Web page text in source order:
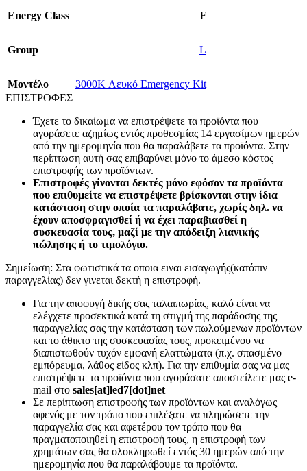
Energy Class F
Group L
Mοντέλο
3000K Λευκό Emergency Kit
ΕΠΙΣΤΡΟΦΕΣ
Έχετε το δικαίωμα να επιστρέψετε τα προϊόντα που
αγοράσετε αζημίως εντός προθεσμίας 14 εργασίμων ημερών
από την ημερομηνία που θα παραλάβετε τα προϊόντα. Στην
περίπτωση αυτή σας επιβαρύνει μόνο το άμεσο κόστος
επιστροφής των προϊόντων.
Επιστροφές γίνονται δεκτές μόνο εφόσον τα προϊόντα
που επιθυμείτε να επιστρέψετε βρίσκονται στην ίδια
κατάσταση στην οποία τα παραλάβατε, χωρίς δηλ. να
έχουν αποσφραγισθεί ή να έχει παραβιασθεί η
συσκευασία τους, μαζί με την απόδειξη λιανικής
πώλησης ή το τιμολόγιο.
Σημείωση: Στα φωτιστικά τα οποια ειναι εισαγωγής(κατόπιν
παραγγελίας) δεν γινεται δεκτή η επιστροφή.
Για την αποφυγή δικής σας ταλαιπωρίας, καλό είναι να
ελέγχετε προσεκτικά κατά τη στιγμή της παράδοσης της
παραγγελίας σας την κατάσταση των πωλούμενων προϊόντων
και το άθικτο της συσκευασίας τους, προκειμένου να
διαπιστωθούν τυχόν εμφανή ελαττώματα (π.χ. σπασμένο
εμπόρευμα, λάθος είδος κλπ). Για την επιθυμία σας να μας
επιστρέψετε τα προϊόντα που αγοράσατε αποστείλετε μας e-
mail στο sales[at]led7[dot]net
Σε περίπτωση επιστροφής των προϊόντων και αναλόγως
αφενός με τον τρόπο που επιλέξατε να πληρώσετε την
παραγγελία σας και αφετέρου τον τρόπο που θα
πραγματοποιηθεί η επιστροφή τους, η επιστροφή των
χρημάτων σας θα ολοκληρωθεί εντός 30 ημερών από την
ημερομηνία που θα παραλάβουμε τα προϊόντα.